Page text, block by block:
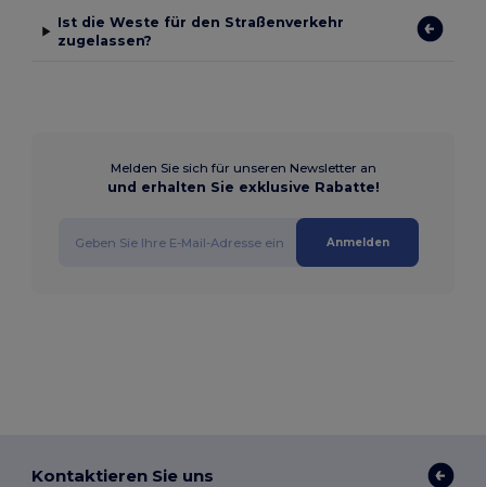
Ist die Weste für den Straßenverkehr
zugelassen?
Melden Sie sich für unseren Newsletter an
und erhalten Sie exklusive Rabatte!
Anmelden
Kontaktieren Sie uns